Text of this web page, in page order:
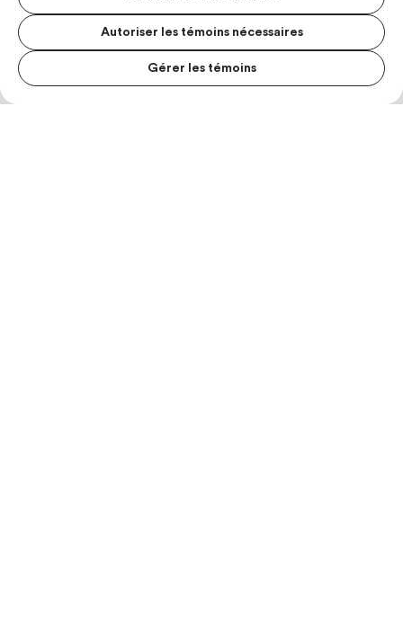
Autoriser les témoins nécessaires
Gérer les témoins
MENU